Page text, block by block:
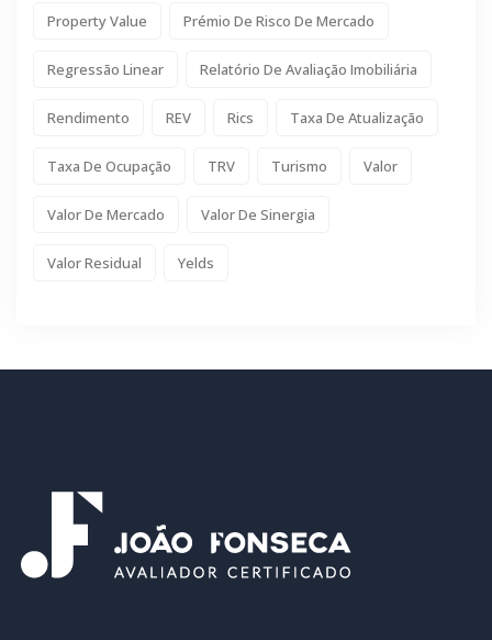
Property Value Prémio De Risco De Mercado
Regressão Linear Relatório De Avaliação Imobiliária
Rendimento REV Rics Taxa De Atualização
Taxa De Ocupação TRV Turismo Valor
Valor De Mercado Valor De Sinergia
Valor Residual Yelds